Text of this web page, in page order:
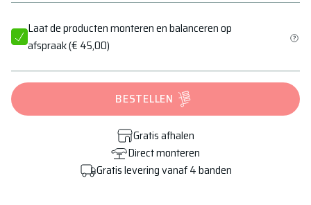
Laat de producten monteren en balanceren op
afspraak(€ 45,00)
BESTELLEN
Gratis afhalen
Direct monteren
Gratis levering vanaf 4 banden